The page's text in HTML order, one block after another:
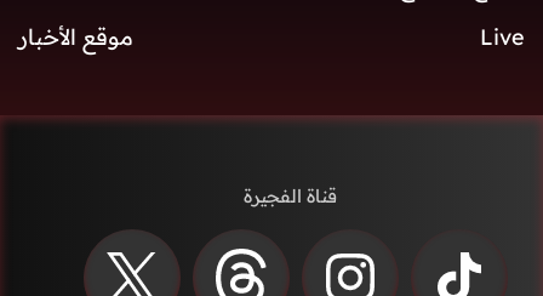
Live
موقع الأخبار
قناة الفجيرة